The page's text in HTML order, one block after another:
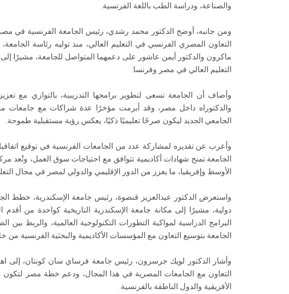
والصناعة، ودراسة الطب باللغة الفرنسية.
ومن جانبه، أوضح الدكتور محمد رشدي، رئيس الجامعة الفرنسية في
التعاون المصري الفرنسي في التعليم العالي، منذ توليه رئاسة
ماكرون والدكتور أيمن عاشور على دعمهما المتواصل للجامعة، مشيرًا
التعليم العالي في مصر وفرنسا.
وأضاف أن الجامعة تسعى لتطوير برامجها التدريبية، بالتوازي مع
والدكتوراه داخل مصر، وقد أبرمت مؤخرًا عدة شراكات مع جامعات
الجامعي الجديد ليكون صرحًا تعليميًا ذكيًا، يعكس رؤية مستقبلية طموحة.
وأعرب عن تقديره لمشاركة عدد من الجامعات الفرنسية في توقيع
الجامعة تمنح شهادات أكاديمية تتوافق مع احتياجات سوق العمل،
الأوسط وإفريقيا، ما يعزز من الدور الإقليمي والدولي لمصر في مجال
واستعرض الدكتور عبدالعزيز قنصوة، رئيس جامعة الإسكندرية، خطط
دولية، مشيرًا إلى مكانة جامعة الإسكندرية التاريخية كواحدة من
البرامج الدراسية لمواكبة التطورات التكنولوجية العالمية، والربط
الجامعة بتوسيع التعاون مع المؤسسات الأكاديمية والبحثية الفرنسية
وأشار الدكتور لويك جرسرون، رئيس جامعة فرساي سان كونتان، إلى
التعاون مع الجامعات المصرية في هذا المجال، ودعم خطة مصر لتكون
الأفريقية والدول الناطقة بالفرنسية.